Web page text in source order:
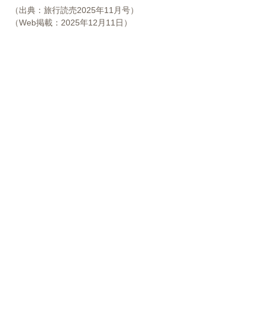
（出典：旅行読売2025年11月号）
（Web掲載：2025年12月11日）